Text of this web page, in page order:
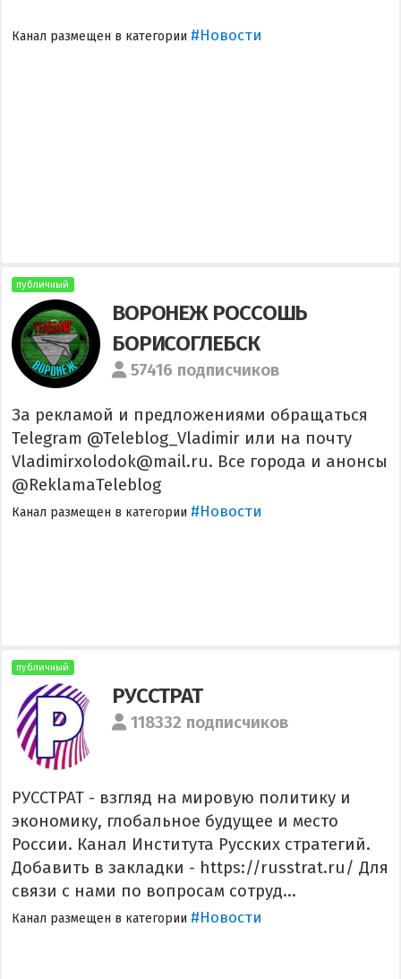
Канал размещен в категории #Новости
публичный
ВОРОНЕЖ РОССОШЬ
БОРИСОГЛЕБСК
57416 подписчиков
За рекламой и предложениями обращаться
Telegram @Teleblog_Vladimir или на почту
Vladimirxolodok@mail.ru. Все города и анонсы
@ReklamaTeleblog
Канал размещен в категории #Новости
публичный
РУССТРАТ
118332 подписчиков
РУССТРАТ - взгляд на мировую политику и
экономику, глобальное будущее и место
России. Канал Института Русских стратегий.
Добавить в закладки - https://russtrat.ru/ Для
связи с нами по вопросам сотруд...
Канал размещен в категории #Новости